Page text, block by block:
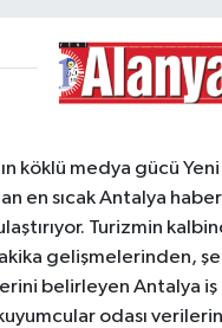
köklü medya gücü
en sıcak Antalya haber
Turizmin
gelişmelerinden,
belirleyen Antalya iş
odası